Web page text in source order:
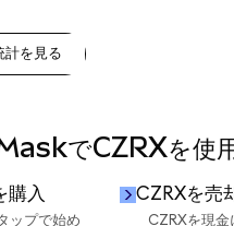
計を見る
でCZRXを使
購入
ップで始め
CZRXを売
CZRXを現金